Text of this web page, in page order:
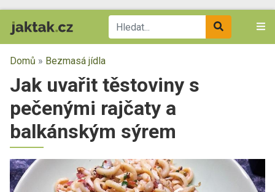
Domů » Bezmasá jídla
Jak uvařit těstoviny s
pečenými rajčaty a
balkánským sýrem